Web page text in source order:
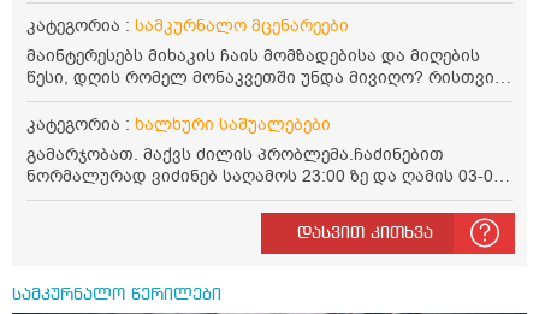
კატეგორია : სამკურნალო მცენარეები
მაინტერესებს მიხაკის ჩაის მომზადებისა და მიღების
წესი, დღის რომელ მონაკვეთში უნდა მივიღო? რისთვის
არის სასარგებლო და უკუჩვენება თუ აქვს
კატეგორია : ხალხური საშუალებები
გამარჯობათ. მაქვს ძილის პრობლემა.ჩაძინებით
ნორმალურად ვიძინებ საღამოს 23:00 ზე და ღამის 03-00
ან 04:00 საათზე მეღვიძება და მერე ვერ ვიძინებ
ვერაფრით.რამე ხალხური საშუალება თუ არის ამ
დასვით კითხვა
სამკურნალო წერილები